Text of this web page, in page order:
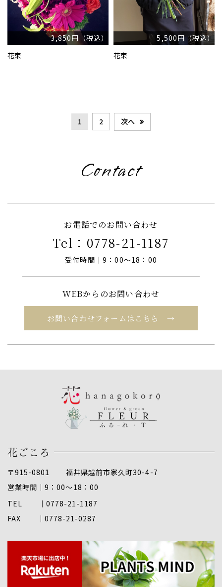
3,850円（税込）
花束
5,500円（税込）
花束
1 2 次へ
Contact
お電話でのお問い合わせ
Tel： 0778-21-1187
受付時間｜9：00～18：00
WEBからのお問い合わせ
お問い合わせフォームはこちら →
花ごころ
〒915-0801 福井県越前市家久町30-4-7
営業時間｜9：00～18：00
TEL ｜ 0778-21-1187
FAX ｜0778-21-0287